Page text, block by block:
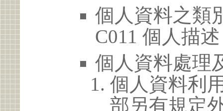
個人資料之類
C011 個人描述
個人資料處理
個人資料利
部另有規定